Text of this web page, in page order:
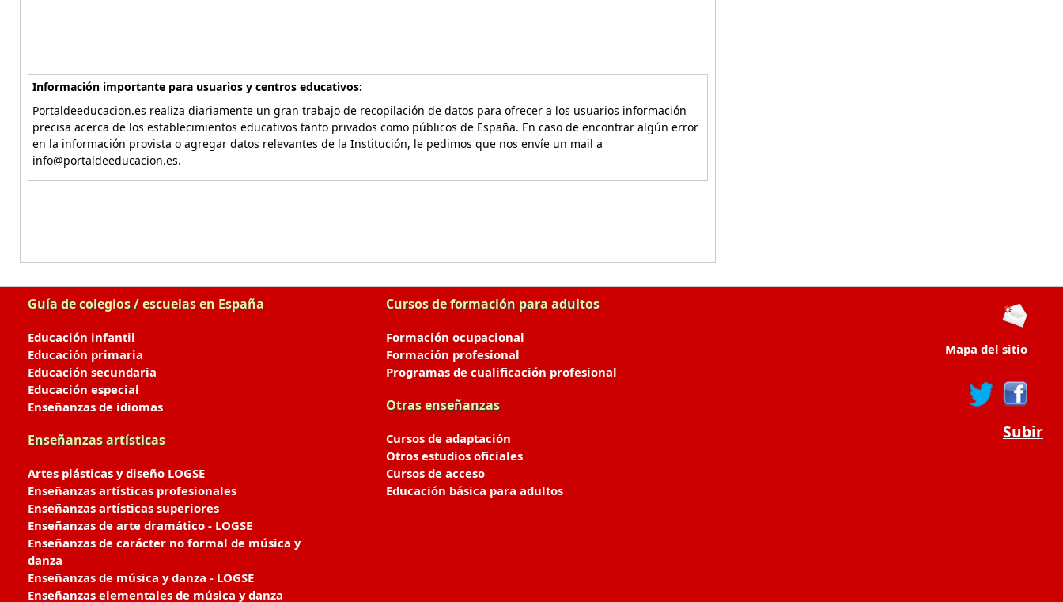
Información importante para usuarios y centros educativos:
Portaldeeducacion.es realiza diariamente un gran trabajo de recopilación de datos para ofrecer a los usuarios información
precisa acerca de los establecimientos educativos tanto privados como públicos de España. En caso de encontrar algún error
en la información provista o agregar datos relevantes de la Institución, le pedimos que nos envíe un mail a
info@portaldeeducacion.es.
Guía de colegios / escuelas en España
Educación infantil
Educación primaria
Educación secundaria
Educación especial
Enseñanzas de idiomas
Enseñanzas artísticas
Artes plásticas y diseño LOGSE
Enseñanzas artísticas profesionales
Enseñanzas artísticas superiores
Enseñanzas de arte dramático - LOGSE
Enseñanzas de carácter no formal de música y
danza
Enseñanzas de música y danza - LOGSE
Enseñanzas elementales de música y danza
Cursos de formación para adultos
Formación ocupacional
Formación profesional
Programas de cualificación profesional
Otras enseñanzas
Cursos de adaptación
Otros estudios oficiales
Cursos de acceso
Educación básica para adultos
Mapa del sitio
Subir